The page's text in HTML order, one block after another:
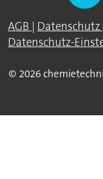
AGB | Datenschutz
Datenschutz-
© 2026